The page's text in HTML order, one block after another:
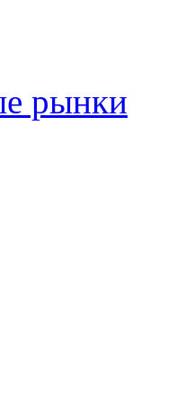
рынки